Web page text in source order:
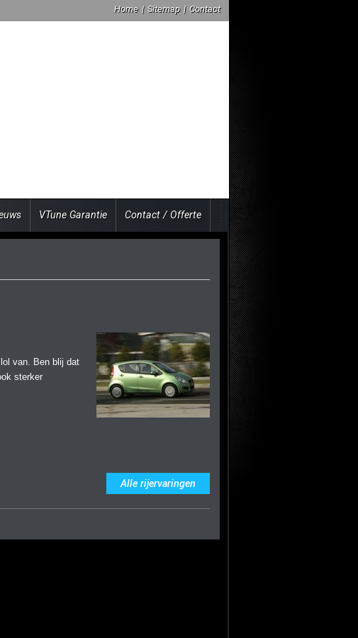
Home | Sitemap | Contact
VTune Garantie Contact / Offerte
van. Ben blij dat
sterker
Alle rijervaringen